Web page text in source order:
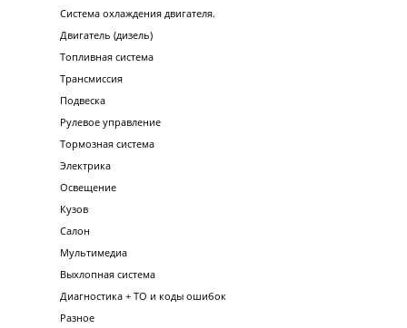
Система охлаждения двигателя.
Двигатель (дизель)
Топливная система
Трансмиссия
Подвеска
Рулевое управление
Тормозная система
Электрика
Освещение
Кузов
Салон
Мультимедиа
Выхлопная система
Диагностика + ТО и коды ошибок
Разное